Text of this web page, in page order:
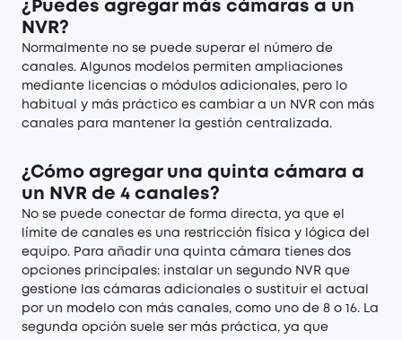
¿Puedes agregar más cámaras a un
NVR?
Normalmente no se puede superar el número de
canales. Algunos modelos permiten ampliaciones
mediante licencias o módulos adicionales, pero lo
habitual y más práctico es cambiar a un NVR con más
canales para mantener la gestión centralizada.
¿Cómo agregar una quinta cámara a
un NVR de 4 canales?
No se puede conectar de forma directa, ya que el
límite de canales es una restricción física y lógica del
equipo. Para añadir una quinta cámara tienes dos
opciones principales: instalar un segundo NVR que
gestione las cámaras adicionales o sustituir el actual
por un modelo con más canales, como uno de 8 o 16. La
segunda opción suele ser más práctica, ya que